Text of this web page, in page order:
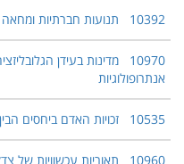
10392 תנועות חברתיות ומחאה
10970 מדינות בעידן
אנתרופולוגיות
10535 זכויות האדם ביחסים
10960 תאוריות עכשוויות של